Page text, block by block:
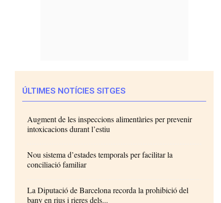
ÚLTIMES NOTÍCIES SITGES
Augment de les inspeccions alimentàries per prevenir
intoxicacions durant l’estiu
Nou sistema d’estades temporals per facilitar la
conciliació familiar
La Diputació de Barcelona recorda la prohibició del
bany en rius i rieres dels...